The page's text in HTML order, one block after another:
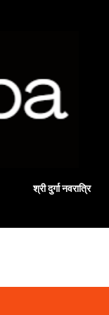
श्री दुर्गा नवरात्रि